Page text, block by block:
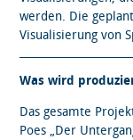
werden. Die
Visualisierung von
Was wird
Das gesamte
Poes „Der